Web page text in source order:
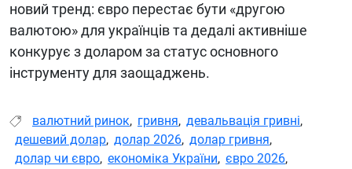
новий тренд: євро перестає бути «другою
валютою» для українців та дедалі активніше
конкурує з доларом за статус основного
інструменту для заощаджень.
валютний ринок, гривня, девальвація гривні,
дешевий долар, долар 2026, долар гривня,
долар чи євро, економіка України, євро 2026,